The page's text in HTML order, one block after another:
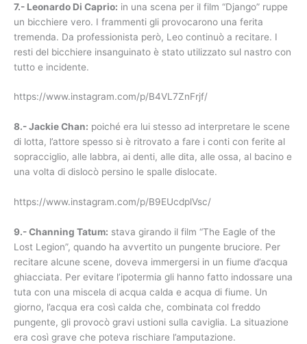
7.- Leonardo Di Caprio: in una scena per il film “Django” ruppe
un bicchiere vero. I frammenti gli provocarono una ferita
tremenda. Da professionista però, Leo continuò a recitare. I
resti del bicchiere insanguinato è stato utilizzato sul nastro con
tutto e incidente.
https://www.instagram.com/p/B4VL7ZnFrjf/
8.- Jackie Chan: poiché era lui stesso ad interpretare le scene
di lotta, l’attore spesso si è ritrovato a fare i conti con ferite al
sopracciglio, alle labbra, ai denti, alle dita, alle ossa, al bacino e
una volta di dislocò persino le spalle dislocate.
https://www.instagram.com/p/B9EUcdplVsc/
9.- Channing Tatum: stava girando il film “The Eagle of the
Lost Legion”, quando ha avvertito un pungente bruciore. Per
recitare alcune scene, doveva immergersi in un fiume d’acqua
ghiacciata. Per evitare l’ipotermia gli hanno fatto indossare una
tuta con una miscela di acqua calda e acqua di fiume. Un
giorno, l’acqua era così calda che, combinata col freddo
pungente, gli provocò gravi ustioni sulla caviglia. La situazione
era così grave che poteva rischiare l’amputazione.